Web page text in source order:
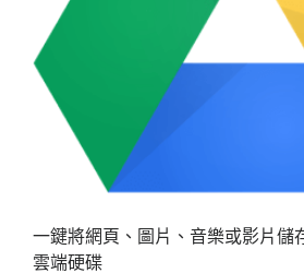
一鍵將網頁、圖片、音樂或影片儲
雲端硬碟